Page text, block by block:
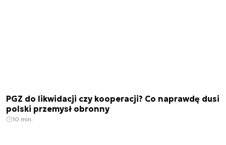
PGZ do likwidacji czy kooperacji? Co naprawdę dusi
polski przemysł obronny
10 min.